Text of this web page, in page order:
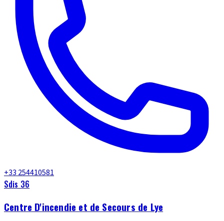
+33 254410581
Sdis 36
Centre D'incendie et de Secours de Lye